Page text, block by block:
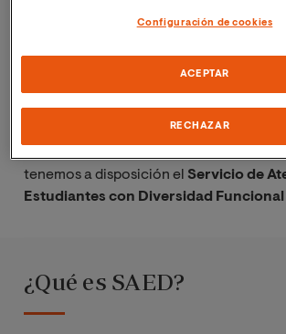
herramientas, oportunidades y servicios
uno de los objetivos más importantes
es el acceso a VIU de estudiantes con
tenemos a disposición el Servicio de
Estudiantes con Diversidad Funcional
¿Qué es SAED?
Configuración de cookies
RECHAZAR
ACEPTAR